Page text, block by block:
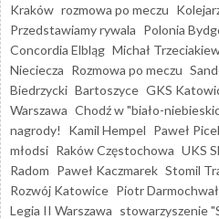
Kraków rozmowa po meczu
Przedstawiamy rywala Polonia
Concordia Elbląg Michał
Nieciecza Rozmowa po meczu
Biedrzycki Bartoszyce GKS
Warszawa Chodź w "biało-
nagrody!
Kamil Hempel Paweł
młodsi Raków Częstochowa UKS
Radom Paweł Kaczmarek Stomil
Rozwój Katowice Piotr Darmochwał
Legia II Warszawa stowarzyszenie